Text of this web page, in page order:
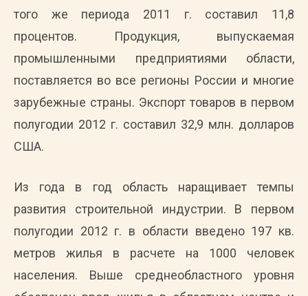
того же периода 2011 г. составил 11,8
процентов. Продукция, выпускаемая
промышленными предприятиями области,
поставляется во все регионы России и многие
зарубежные страны. Экспорт товаров в первом
полугодии 2012 г. составил 32,9 млн. долларов
США.
Из года в год область наращивает темпы
развития строительной индустрии. В первом
полугодии 2012 г. в области введено 197 кв.
метров жилья в расчете на 1000 человек
населения. Выше среднеобластного уровня